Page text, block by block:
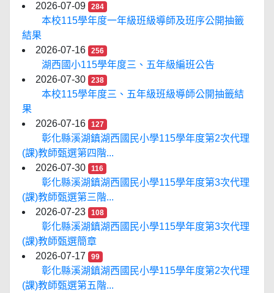
2026-07-09 284
本校115學年度一年級班級導師及班序公開抽籤
結果
2026-07-16
256
湖西國小115學年度三、五年級編班公告
2026-07-30
238
本校115學年度三、五年級班級導師公開抽籤結
果
2026-07-16
127
彰化縣溪湖鎮湖西國民小學115學年度第2次代理
(課)教師甄選第四階...
2026-07-30
116
彰化縣溪湖鎮湖西國民小學115學年度第3次代理
(課)教師甄選第三階...
2026-07-23
108
彰化縣溪湖鎮湖西國民小學115學年度第3次代理
(課)教師甄選簡章
2026-07-17
99
彰化縣溪湖鎮湖西國民小學115學年度第2次代理
(課)教師甄選第五階...